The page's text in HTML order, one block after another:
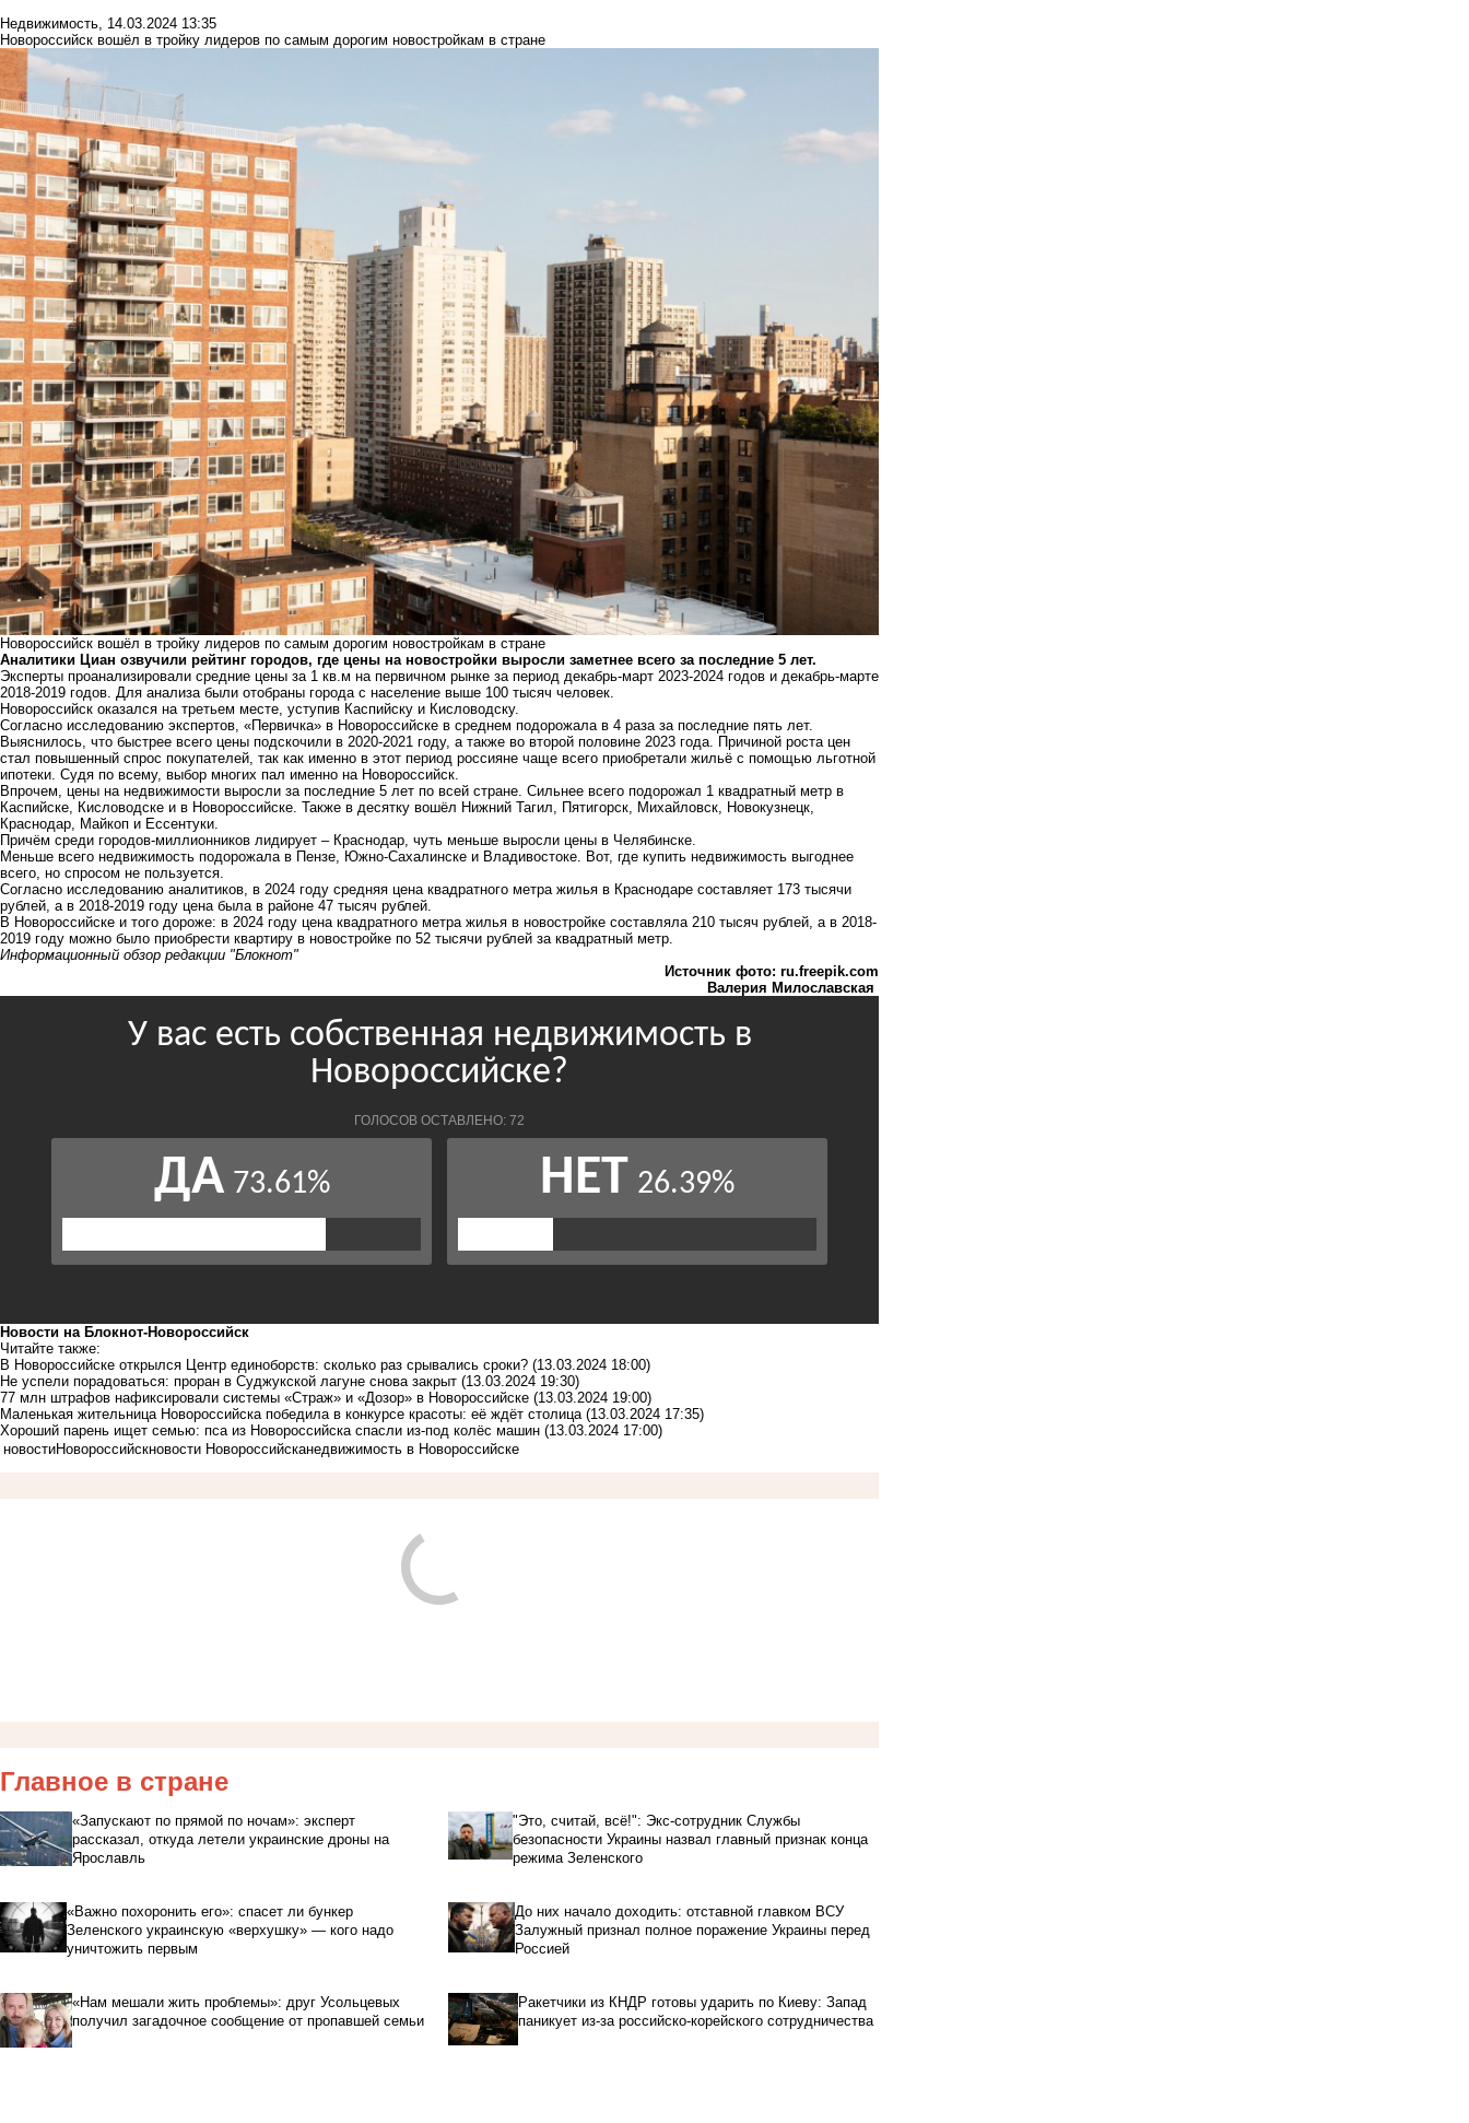
Недвижимость, 14.03.2024 13:35
Новороссийск вошёл в тройку лидеров по самым дорогим новостройкам в стране
Новороссийск вошёл в тройку лидеров по самым дорогим новостройкам в стране
Аналитики Циан озвучили рейтинг городов, где цены на новостройки выросли заметнее всего за последние 5 лет.
Эксперты проанализировали средние цены за 1 кв.м на первичном рынке за период декабрь-март 2023-2024 годов и декабрь-марте
2018-2019 годов. Для анализа были отобраны города с население выше 100 тысяч человек.
Новороссийск оказался на третьем месте, уступив Каспийску и Кисловодску.
Согласно исследованию экспертов, «Первичка» в Новороссийске в среднем подорожала в 4 раза за последние пять лет.
Выяснилось, что быстрее всего цены подскочили в 2020-2021 году, а также во второй половине 2023 года. Причиной роста цен
стал повышенный спрос покупателей, так как именно в этот период россияне чаще всего приобретали жильё с помощью льготной
ипотеки. Судя по всему, выбор многих пал именно на Новороссийск.
Впрочем, цены на недвижимости выросли за последние 5 лет по всей стране. Сильнее всего подорожал 1 квадратный метр в
Каспийске, Кисловодске и в Новороссийске. Также в десятку вошёл Нижний Тагил, Пятигорск, Михайловск, Новокузнецк,
Краснодар, Майкоп и Ессентуки.
Причём среди городов-миллионников лидирует – Краснодар, чуть меньше выросли цены в Челябинске.
Меньше всего недвижимость подорожала в Пензе, Южно-Сахалинске и Владивостоке. Вот, где купить недвижимость выгоднее
всего, но спросом не пользуется.
Согласно исследованию аналитиков, в 2024 году средняя цена квадратного метра жилья в Краснодаре составляет 173 тысячи
рублей, а в 2018-2019 году цена была в районе 47 тысяч рублей.
В Новороссийске и того дороже: в 2024 году цена квадратного метра жилья в новостройке составляла 210 тысяч рублей, а в 2018-
2019 году можно было приобрести квартиру в новостройке по 52 тысячи рублей за квадратный метр.
Информационный обзор редакции "Блокнот"
Источник фото: ru.freepik.com
Валерия Милославская
Новости на Блoкнoт-Новороссийск
Читайте также:
В Новороссийске открылся Центр единоборств: сколько раз срывались сроки? (13.03.2024 18:00)
Не успели порадоваться: проран в Суджукской лагуне снова закрыт (13.03.2024 19:30)
77 млн штрафов нафиксировали системы «Страж» и «Дозор» в Новороссийске (13.03.2024 19:00)
Маленькая жительница Новороссийска победила в конкурсе красоты: её ждёт столица (13.03.2024 17:35)
Хороший парень ищет семью: пса из Новороссийска спасли из-под колёс машин (13.03.2024 17:00)
новостиНовороссийскновости Новороссийсканедвижимость в Новороссийске
Главное в стране
«Запускают по прямой по ночам»: эксперт
рассказал, откуда летели украинские дроны на
Ярославль
"Это, считай, всё!": Экс-сотрудник Службы
безопасности Украины назвал главный признак конца
режима Зеленского
«Важно похоронить его»: спасет ли бункер
Зеленского украинскую «верхушку» — кого надо
уничтожить первым
До них начало доходить: отставной главком ВСУ
Залужный признал полное поражение Украины перед
Россией
«Нам мешали жить проблемы»: друг Усольцевых
получил загадочное сообщение от пропавшей семьи
Ракетчики из КНДР готовы ударить по Киеву: Запад
паникует из-за российско-корейского сотрудничества